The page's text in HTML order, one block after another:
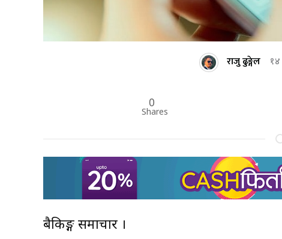
राजु ढुङ्गेल
0
Shares
बैकिङ्ग समाचार ।